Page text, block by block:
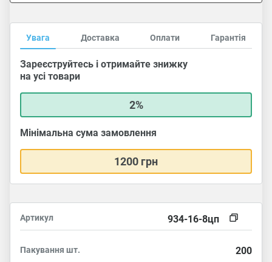
Увага Доставка Оплати Гарантія
Зареєструйтесь і отримайте знижку
на усі товари
2%
Мінімальна сума замовлення
1200 грн
Артикул 934-16-8цп
Пакування шт. 200